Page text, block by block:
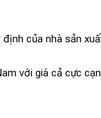
của nhà sản
với giá cả cực